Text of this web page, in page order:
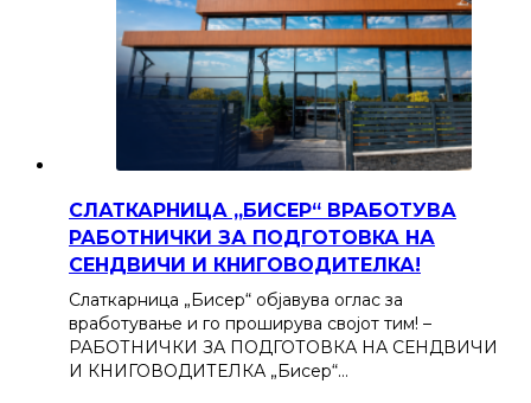
СЛАТКАРНИЦА „БИСЕР“ ВРАБОТУВА
РАБОТНИЧКИ ЗА ПОДГОТОВКА НА
СЕНДВИЧИ И КНИГОВОДИТЕЛКА!
Слаткарница „Бисер“ објавува оглас за
вработување и го проширува својот тим! –
РАБОТНИЧКИ ЗА ПОДГОТОВКА НА СЕНДВИЧИ
И КНИГОВОДИТЕЛКА „Бисер“…